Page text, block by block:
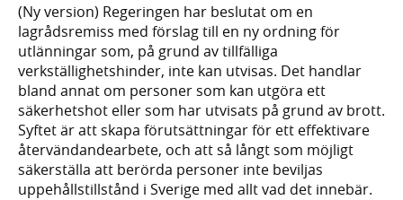
(Ny version) Regeringen har beslutat om en
lagrådsremiss med förslag till en ny ordning för
utlänningar som, på grund av tillfälliga
verkställighetshinder, inte kan utvisas. Det handlar
bland annat om personer som kan utgöra ett
säkerhetshot eller som har utvisats på grund av brott.
Syftet är att skapa förutsättningar för ett effektivare
återvändandearbete, och att så långt som möjligt
säkerställa att berörda personer inte beviljas
uppehållstillstånd i Sverige med allt vad det innebär.